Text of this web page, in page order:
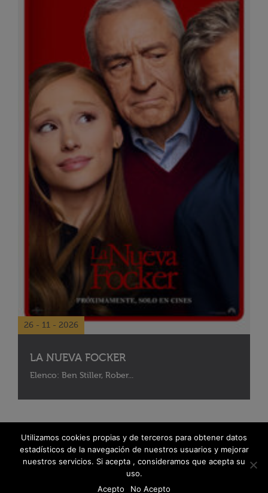
26 - 11 - 2026
LA NUEVA FOCKER
Elenco: Ben Stiller, Rober...
Utilizamos cookies propias y de terceros para obtener datos
estadísticos de la navegación de nuestros usuarios y mejorar
nuestros servicios. Si acepta , consideramos que acepta su
uso.
Acepto
No Acepto